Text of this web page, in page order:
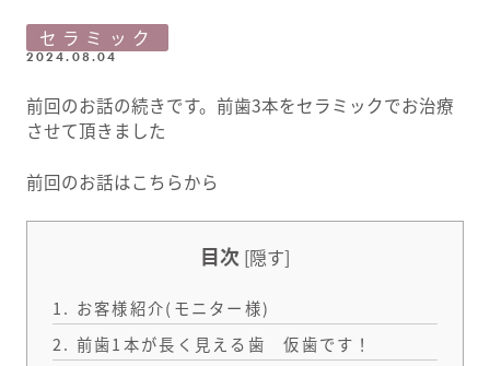
セラミック
2024.08.04
前回のお話の続きです。前歯3本をセラミックでお治療
させて頂きました
前回のお話はこちらから
目次 [隠す]
1. お客様紹介(モニター様)
2. 前歯1本が長く見える歯 仮歯です！